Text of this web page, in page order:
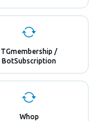
TGmembership /
BotSubscription
Whop